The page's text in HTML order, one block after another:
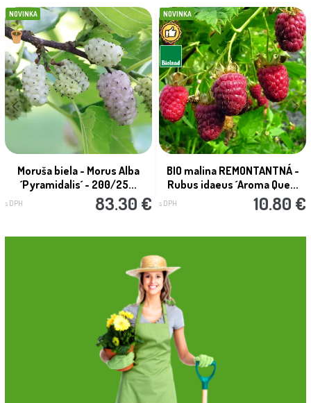
NOVINKA
Moruša biela - Morus Alba
´Pyramidalis´ - 200/25...
s DPH 83.30 €
NOVINKA
BIO malina REMONTANTNÁ -
Rubus idaeus ´Aroma Que...
s DPH 10.80 €